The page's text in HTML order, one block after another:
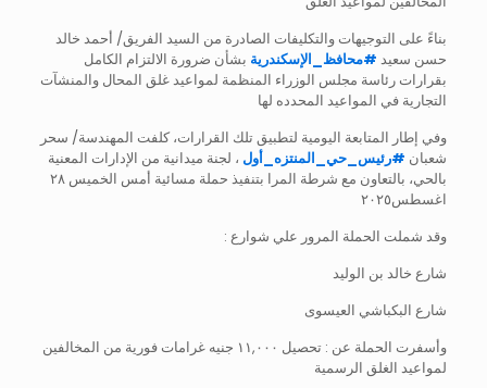
بناءً على التوجيهات والتكليفات الصادرة من السيد الفريق/ أحمد خالد
حسن سعيد #محافظ_الإسكندرية بشأن ضرورة الالتزام الكامل
بقرارات رئاسة مجلس الوزراء المنظمة لمواعيد غلق المحال والمنشآت
التجارية في المواعيد المحدده لها
وفي إطار المتابعة اليومية لتطبيق تلك القرارات، كلفت المهندسة/ سحر
شعبان #رئيس_حي_المنتزه_أول ، لجنة ميدانية من الإدارات المعنية
بالحي، بالتعاون مع شرطة المرا بتنفيذ حملة مسائية أمس الخميس ٢٨
اغسطس٢٠٢٥
وقد شملت الحملة المرور علي شوارع :
شارع خالد بن الوليد
شارع البكباشي العيسوى
وأسفرت الحملة عن : تحصيل ١١,٠٠٠ جنيه غرامات فورية من المخالفين
لمواعيد الغلق الرسمية